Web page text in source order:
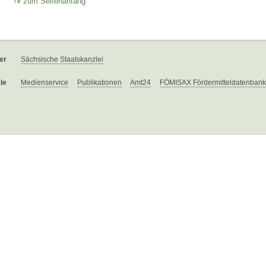
Sächsische Staatskanzlei
Medienservice Publikationen Amt24 FÖMISAX Fördermitteldatenbank